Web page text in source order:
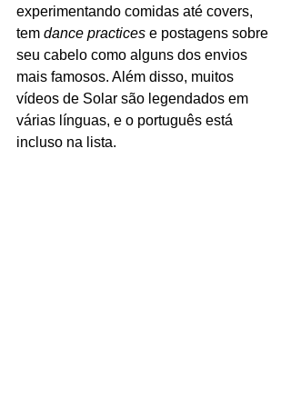
experimentando comidas até covers,
tem dance practices e postagens sobre
seu cabelo como alguns dos envios
mais famosos. Além disso, muitos
vídeos de Solar são legendados em
várias línguas, e o português está
incluso na lista.